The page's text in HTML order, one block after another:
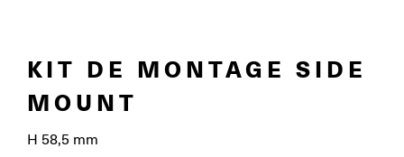
KIT DE MONTAGE SIDE
MOUNT
H 58,5 mm